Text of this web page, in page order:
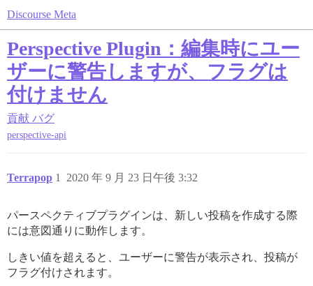
Discourse Meta
Perspective Plugin：編集時にユー
ザーに警告しますが、フラグは
付けません
貢献 バグ
perspective-api
Terrapop 2020 年 9 月 23 日午後 3:32
1
パースペクティブプラグインは、新しい投稿を作成する際
には意図通りに動作します。
しきい値を超えると、ユーザーに警告が表示され、投稿が
フラグ付けされます。